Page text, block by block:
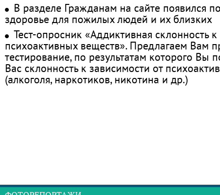
В разделе Гражданам на сайте появился
здоровье для пожилых людей и их близких
Тест-опросник «Аддиктивная склонность
психоактивных веществ». Предлагаем Вам
тестирование, по результатам которого Вы
Вас склонность к зависимости от
(алкоголя, наркотиков, никотина и др.)